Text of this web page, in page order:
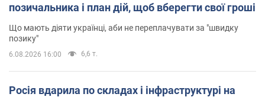
позичальника і план дій, щоб вберегти свої гроші
Що мають діяти українці, аби не переплачувати за "швидку
позику"
6.08.2026 16:00 6,6 т.
Росія вдарила по складах і інфраструктурі на